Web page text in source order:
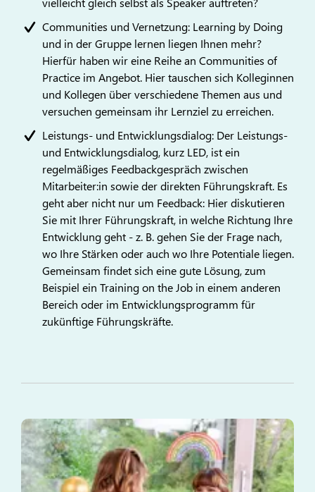
Communities und Vernetzung: Learning by Doing
und in der Gruppe lernen liegen Ihnen mehr?
Hierfür haben wir eine Reihe an Communities of
Practice im Angebot. Hier tauschen sich Kolleginnen
und Kollegen über verschiedene Themen aus und
versuchen gemeinsam ihr Lernziel zu erreichen.
Leistungs- und Entwicklungsdialog: Der Leistungs-
und Entwicklungsdialog, kurz LED, ist ein
regelmäßiges Feedbackgespräch zwischen
Mitarbeiter:in sowie der direkten Führungskraft. Es
geht aber nicht nur um Feedback: Hier diskutieren
Sie mit Ihrer Führungskraft, in welche Richtung Ihre
Entwicklung geht - z. B. gehen Sie der Frage nach,
wo Ihre Stärken oder auch wo Ihre Potentiale liegen.
Gemeinsam findet sich eine gute Lösung, zum
Beispiel ein Training on the Job in einem anderen
Bereich oder im Entwicklungsprogramm für
zukünftige Führungskräfte.